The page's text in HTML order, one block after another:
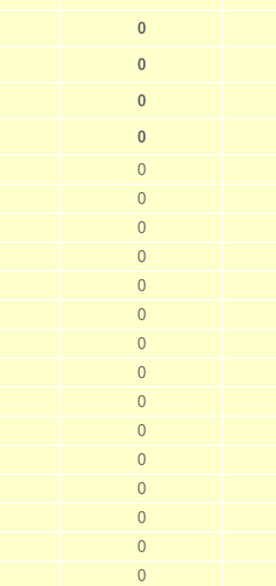
0
0
0
0
0
0
0
0
0
0
0
0
0
0
0
0
0
0
0